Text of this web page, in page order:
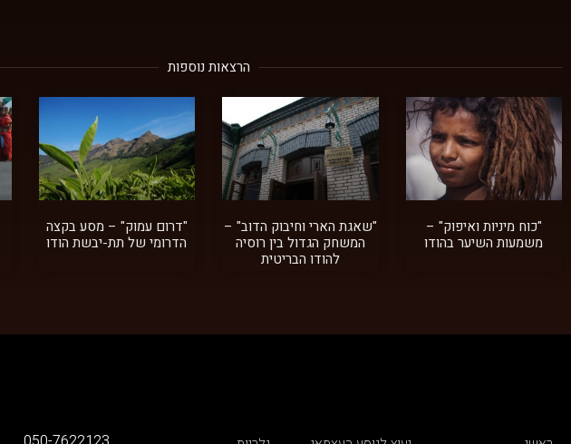
הרצאות נוספות
"כוח מיניות ואיפוק" –
משמעות השיער בהודו
"שאגת הארי וחיבוק הדוב" –
המשחק הגדול בין רוסיה
להודו הבריטית
"דרום עמוק" – מסע בקצה
הדרומי של תת-יבשת הודו